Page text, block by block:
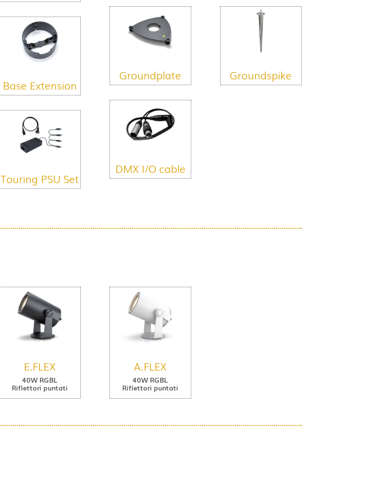
Base Extension
Touring PSU Set
Groundplate
DMX I/O cable
Groundspike
E.FLEX
40W RGBL
Riflettori puntati
A.FLEX
40W RGBL
Riflettori puntati